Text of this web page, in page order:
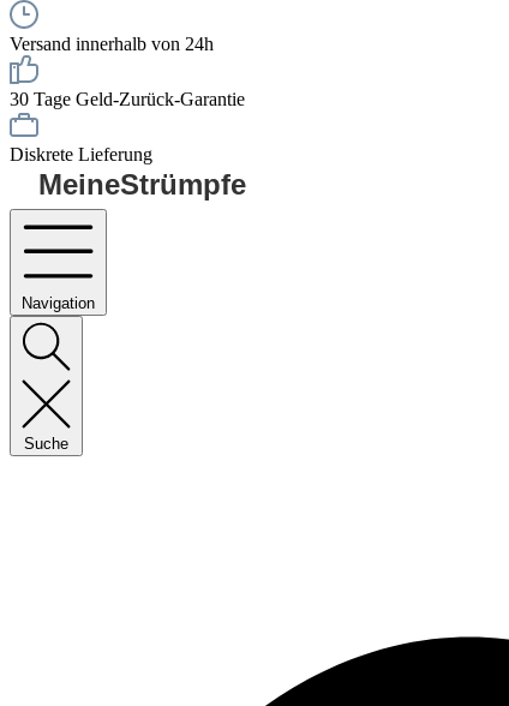
Versand innerhalb von 24h
30 Tage Geld-Zurück-Garantie
Diskrete Lieferung
MeineStrümpfe
Navigation
Suche